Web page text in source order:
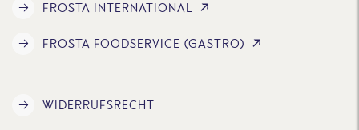
FROSTA INTERNATIONAL
FROSTA FOODSERVICE (GASTRO)
WIDERRUFSRECHT